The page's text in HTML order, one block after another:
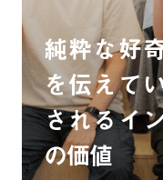
純粋な好
を伝えて
されるイ
の価値